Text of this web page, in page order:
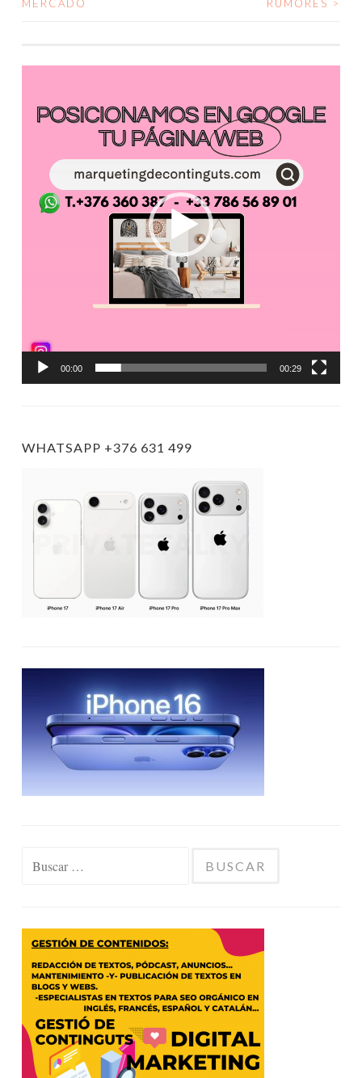
MERCADO
RUMORES >
vídeo
00:00 00:29
WHATSAPP +376 631 499